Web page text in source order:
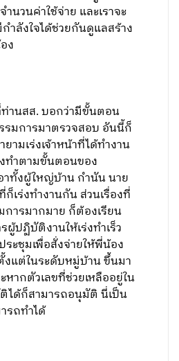
นวนค่าใช้จ่าย และเราจะ
ำลังใจได้ช่วยกันดูแลสร้าง
ง
ท่านสส. บอกว่ามีขั้นตอน
มการมาตรวจสอบ อันนี้ก็
ยามเร่งเจ้าหน้าที่ได้ทำงาน
ทำตามขั้นตอนของ
าทั้งผู้ใหญ่บ้าน กำนัน นาย
เร่งทำงานกัน ส่วนเรื่องที่
ารมากมาย ก็ต้องเรียน
ผู้ปฏิบัติงานให้เร่งทำเร็ว
ะชุมเพื่อสั่งจ่ายให้พี่น้อง
งแต่ในระดับหมู่บ้าน ขึ้นมา
หากตัวเลขที่ช่วยเหลืออยู่ใน
ได้ก็สามารถอนุมัติ นี่เป็น
รถทำได้